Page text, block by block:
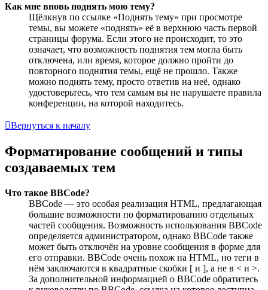
Как мне вновь поднять мою тему?
Щёлкнув по ссылке «Поднять тему» при просмотре
темы, вы можете «поднять» её в верхнюю часть первой
страницы форума. Если этого не происходит, то это
означает, что возможность поднятия тем могла быть
отключена, или время, которое должно пройти до
повторного поднятия темы, ещё не прошло. Также
можно поднять тему, просто ответив на неё, однако
удостоверьтесь, что тем самым вы не нарушаете правила
конференции, на которой находитесь.
Вернуться к началу
Форматирование сообщений и типы
создаваемых тем
Что такое BBCode?
BBCode — это особая реализация HTML, предлагающая
большие возможности по форматированию отдельных
частей сообщения. Возможность использования BBCode
определяется администратором, однако BBCode также
может быть отключён на уровне сообщения в форме для
его отправки. BBCode очень похож на HTML, но теги в
нём заключаются в квадратные скобки [ и ], а не в < и >.
За дополнительной информацией о BBCode обратитесь